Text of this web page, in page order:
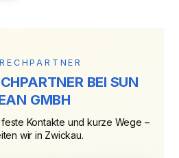
BEI SUN
GMBH
Kontakte und kurze Wege –
wir in Zwickau.